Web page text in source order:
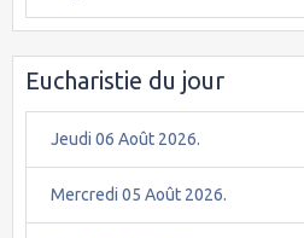
Eucharistie du jour
Jeudi 06 Août 2026.
Mercredi 05 Août 2026.